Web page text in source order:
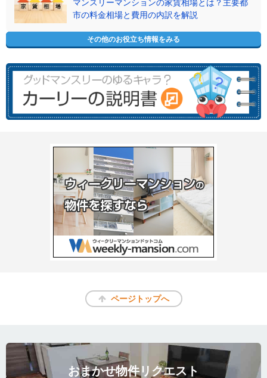
マンスリーマンションの家賃相場とは？主要都
市の料金相場と費用の内訳を解説
その他のお役立ち情報をみる
ページトップへ
おまかせ物件リクエスト